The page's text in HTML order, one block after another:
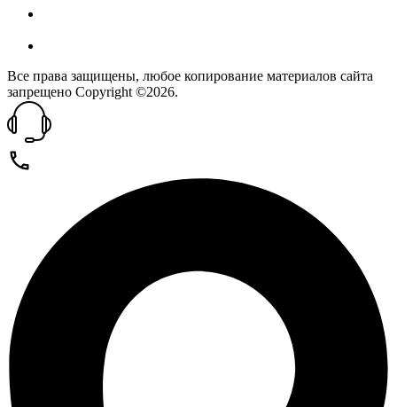
Все права защищены, любое копирование материалов сайта
запрещено Copyright ©2026.